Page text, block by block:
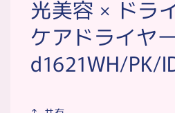
in
modal
光美容 × ドラ
ケアドライヤ
d1621WH/PK/